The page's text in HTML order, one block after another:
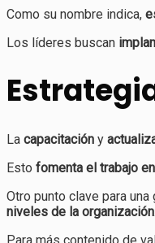
Como su nombre indica,
Los líderes buscan
La capacitación y
Esto fomenta el trabajo
Otro punto clave para
niveles de la organización.